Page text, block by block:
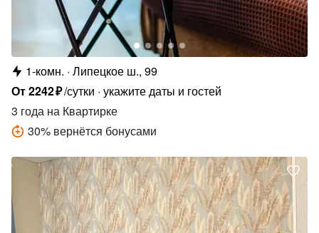
1-комн. Липецкое ш., 99
От2242₽/сутки укажите даты и гостей
3 года на Квартирке
30% вернётся бонусами